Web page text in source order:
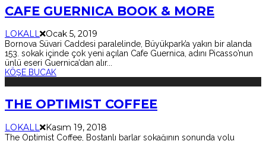
CAFE GUERNICA BOOK & MORE
LOKALL Ocak 5, 2019
Bornova Süvari Caddesi paralelinde, Büyükpark’a yakın bir alanda
153. sokak içinde çok yeni açılan Cafe Guernica, adını Picasso’nun
ünlü eseri Guernica’dan alır...
KÖŞE BUCAK
THE OPTIMIST COFFEE
LOKALL Kasım 19, 2018
The Optimist Coffee, Bostanlı barlar sokağının sonunda yolu